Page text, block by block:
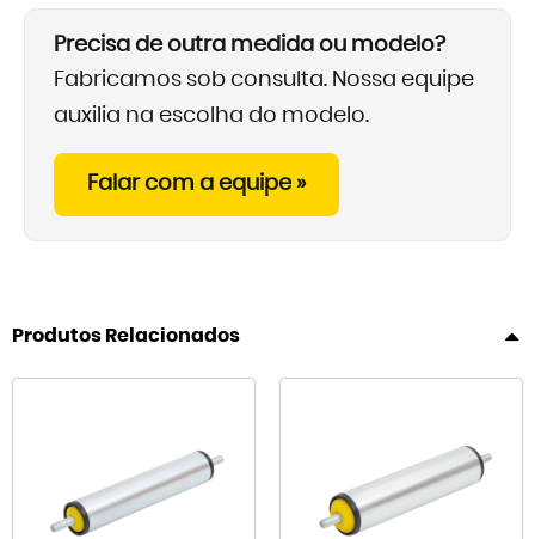
Precisa de outra medida ou modelo?
Fabricamos sob consulta. Nossa equipe
auxilia na escolha do modelo.
Falar com a equipe »
Produtos Relacionados